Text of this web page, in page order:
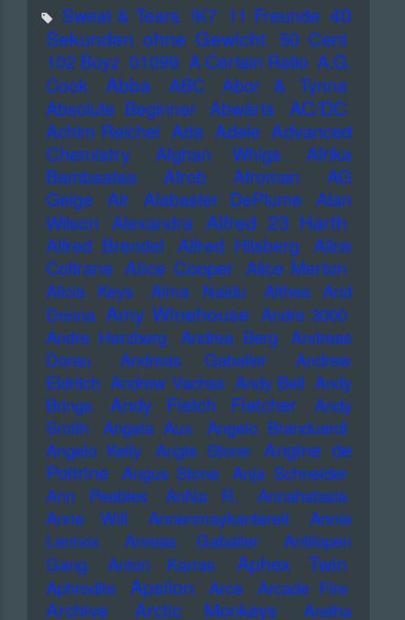
Sweat & Tears !K7 11 Freunde 40
Sekunden ohne Gewicht 50 Cent
102 Boyz 01099 A Certain Ratio A.G.
Cook
Abba ABC
Abor & Tynna
Absolute Beginner Abwärts AC/DC
Achim Reichel Ada Adele Advanced
Chemistry
Afghan Whigs
Afrika
Bambaataa
Afrob Afroman
AG
Geige
Air Alabaster DePlume
Alan
Wilson Alexandra Alfred 23 Harth
Alfred Brendel Alfred Hilsberg
Alice
Coltrane Alice Cooper Alice Merton
Alicia Keys Alma Naidu
Althea And
Donna Amy Winehouse Andre 3000
Andre Herzberg
Andrea Berg
Andreas
Dorau
Andreas Gabalier
Andrew
Eldritch Andrew Vachss Andy Bell Andy
Brings
Andy Fletch Fletcher
Andy
Smith
Angela Aux
Angelo Branduardi
Angelo Kelly
Angie Stone
Angine de
Poitrine Angus Stone Anja Schneider
Ann Peebles
AnNa R.
Annahstasia
Anne Will
Annenmaykantereit
Annie
Lennox
Anreas Gabalier
Antilopen
Gang
Anton Karras Aphex Twin
Aphrodite Apsilon Arca Arcade Fire
Archive Arctic Monkeys
Aretha